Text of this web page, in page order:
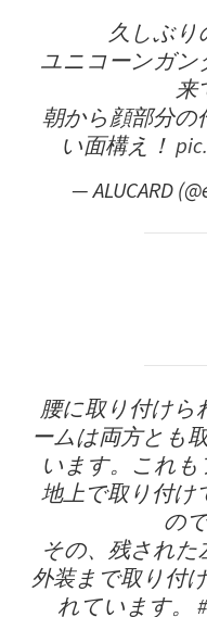
久しぶり
ユニコーンガ
来
朝から顔部分の
い面構え！
— ALUCARD
腰に取り付けら
ームは両方とも
います。これ
地上で取り付け
の
その、残され
外装まで取り付
れています。